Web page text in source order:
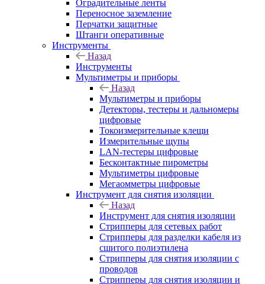
Оградительные ленты
Переносное заземление
Перчатки защитные
Штанги оперативные
Инструменты
Назад
Инструменты
Мультиметры и приборы
Назад
Мультиметры и приборы
Детекторы, тестеры и дальномеры
цифровые
Токоизмерительные клещи
Измерительные щупы
LAN-тестеры цифровые
Бесконтактные пирометры
Мультиметры цифровые
Мегаомметры цифровые
Инструмент для снятия изоляции
Назад
Инструмент для снятия изоляции
Стрипперы для сетевых работ
Стрипперы для разделки кабеля из
сшитого полиэтилена
Cтрипперы для снятия изоляции с
проводов
Стрипперы для снятия изоляции и